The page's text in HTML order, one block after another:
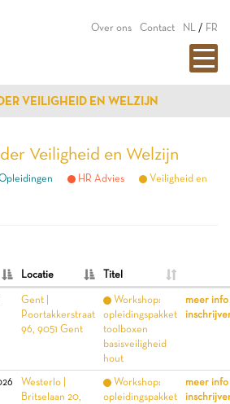
Over ons Contact NL / FR
VEILIGHEID EN WELZIJN
Veiligheid en Welzijn
HR Advies
Veiligheid en
Locatie Titel
Gent |
Poortakkerstraat
96, 9051 Gent
Workshop:
opleidingspakket
toolboxen
basisveiligheid
hout
meer info
Westerlo |
Britselaan 20,
Workshop:
opleidingspakket
meer info